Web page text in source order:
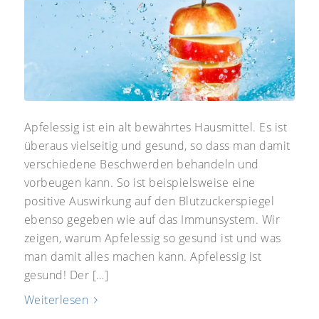
Apfelessig ist ein alt bewährtes Hausmittel. Es ist
überaus vielseitig und gesund, so dass man damit
verschiedene Beschwerden behandeln und
vorbeugen kann. So ist beispielsweise eine
positive Auswirkung auf den Blutzuckerspiegel
ebenso gegeben wie auf das Immunsystem. Wir
zeigen, warum Apfelessig so gesund ist und was
man damit alles machen kann. Apfelessig ist
gesund! Der […]
Weiterlesen